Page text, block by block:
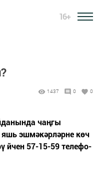
16+
1437 0 0
чаңгы
эшмәкәрләрне көч
йчен 57-15-59 те­ле­фо­